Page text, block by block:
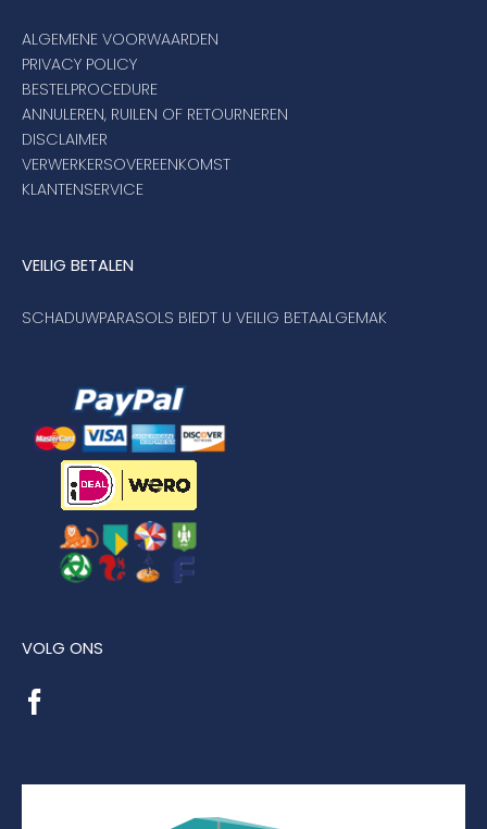
ALGEMENE VOORWAARDEN
PRIVACY POLICY
BESTELPROCEDURE
ANNULEREN, RUILEN OF RETOURNEREN
DISCLAIMER
VERWERKERSOVEREENKOMST
KLANTENSERVICE
VEILIG BETALEN
SCHADUWPARASOLS BIEDT U VEILIG BETAALGEMAK
VOLG ONS